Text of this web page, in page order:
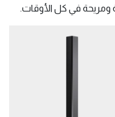
ومريحة في كل الأوقات.